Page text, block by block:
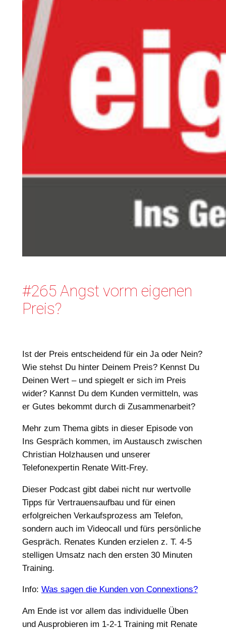
#265 Angst vorm eigenen
Preis?
Ist der Preis entscheidend für ein Ja oder Nein?
Wie stehst Du hinter Deinem Preis? Kennst Du
Deinen Wert – und spiegelt er sich im Preis
wider? Kannst Du dem Kunden vermitteln, was
er Gutes bekommt durch di Zusammenarbeit?
Mehr zum Thema gibts in dieser Episode von
Ins Gespräch kommen, im Austausch zwischen
Christian Holzhausen und unserer
Telefonexpertin Renate Witt-Frey.
Dieser Podcast gibt dabei nicht nur wertvolle
Tipps für Vertrauensaufbau und für einen
erfolgreichen Verkaufsprozess am Telefon,
sondern auch im Videocall und fürs persönliche
Gespräch. Renates Kunden erzielen z. T. 4-5
stelligen Umsatz nach den ersten 30 Minuten
Training.
Info: Was sagen die Kunden von Connextions?
Am Ende ist vor allem das individuelle Üben
und Ausprobieren im 1-2-1 Training mit Renate